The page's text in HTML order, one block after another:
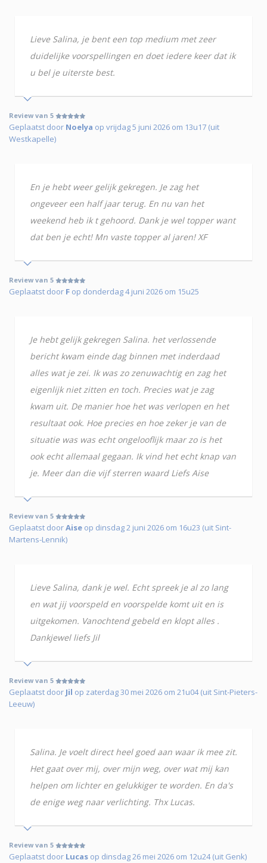
Lieve Salina, je bent een top medium met zeer
duidelijke voorspellingen en doet iedere keer dat ik
u bel je uiterste best.
Review van 5
Geplaatst door Noelya op vrijdag 5 juni 2026 om 13u17 (uit
Westkapelle)
En je hebt weer gelijk gekregen. Je zag het
ongeveer een half jaar terug. En nu van het
weekend heb ik t gehoord. Dank je wel topper want
dat ben je echt! Mn vaste topper al jaren! XF
Review van 5
Geplaatst door F op donderdag 4 juni 2026 om 15u25
Je hebt gelijk gekregen Salina. het verlossende
bericht kwam einde dag binnen met inderdaad
alles wat je zei. Ik was zo zenuwachtig en zag het
eigenlijk niet zitten en toch. Precies wat je zag
kwam uit. De manier hoe het was verlopen en het
resultaat ook. Hoe precies en hoe zeker je van de
situatie was was echt ongelooflijk maar zo is het
ook echt allemaal gegaan. Ik vind het echt knap van
je. Meer dan die vijf sterren waard Liefs Aise
Review van 5
Geplaatst doorAise op dinsdag 2 juni 2026 om 16u23 (uit Sint-
Martens-Lennik)
Lieve Salina, dank je wel. Echt spreek je al zo lang
en wat jij voorspeld en voorspelde komt uit en is
uitgekomen. Vanochtend gebeld en klopt alles .
Dankjewel liefs Jil
Review van 5
Geplaatst door Jil op zaterdag 30 mei 2026 om 21u04 (uit Sint-Pieters-
Leeuw)
Salina. Je voelt direct heel goed aan waar ik mee zit.
Het gaat over mij, over mijn weg, over wat mij kan
helpen om lichter en gelukkiger te worden. En da's
de enige weg naar verlichting. Thx Lucas.
Review van 5
Geplaatst door Lucas op dinsdag 26 mei 2026 om 12u24 (uit Genk)